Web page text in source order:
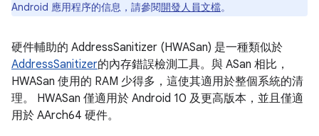
Android 應用程序的信息，請參閱開發人員文檔。
硬件輔助的 AddressSanitizer (HWASan) 是一種類似於
AddressSanitizer的內存錯誤檢測工具。與 ASan 相比，
HWASan 使用的 RAM 少得多，這使其適用於整個系統的清
理。 HWASan 僅適用於 Android 10 及更高版本，並且僅適
用於 AArch64 硬件。